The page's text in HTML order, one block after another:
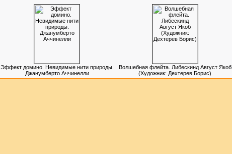
Эффект домино. Невидимые нити природы.
Джанумберто Аччинелли
Волшебная флейта. Либескинд Август Якоб
(Художник: Дехтерев Борис)